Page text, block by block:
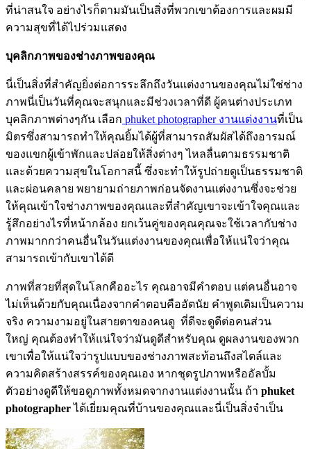
ที่น่าสนใจ อย่างไรก็ตามมันเป็นสิ่งที่พวกเขาต้องการและผมมี
ความสุขที่ได้ไปร่วมแสดง
บุคลิกภาพของช่างภาพของคุณ
นี่เป็นสิ่งที่สำคัญยิ่งต่อการระลึกถึงวันแต่งงานของคุณไม่ใช่ช่าง
ภาพนี่เป็นวันที่คุณจะสนุกและมีช่วงเวลาที่ดี ผู้คนต่างประเภท
บุคลิกภาพต่างๆกัน เลือก phuket photographer งานแต่งงานที่เป็น
มิตรซึ่งสามารถทำให้คุณยิ้มได้ผู้ที่สามารถสัมผัสได้ถึงอารมณ์
ของแขกผู้เข้าพักและปล่อยให้สิ่งต่างๆ ไหลลื่นตามธรรมชาติ
และด้วยความสุขในโอกาสนี้ ซึ่งจะทำให้รูปถ่ายดูเป็นธรรมชาติ
และผ่อนคลาย พยายามถ่ายภาพก่อนจัดงานแต่งงานซึ่งจะช่วย
ให้คุณเข้าใจช่างภาพของคุณและที่สำคัญเขาจะเข้าใจคุณและ
รู้สึกอย่างไรที่หน้ากล้อง ยกเว้นคู่ของคุณคุณจะใช้เวลากับช่าง
ภาพมากกว่าคนอื่นในวันแต่งงานของคุณเพื่อให้แน่ใจว่าคุณ
สามารถเข้ากับเขาได้ดี
ภาพที่สวยที่สุดในโลกคืออะไร คุณอาจมีคำตอบ แต่คนอื่นอาจ
ไม่เห็นด้วยกับคุณเนื่องจากคำตอบคืออัตนัย คำพูดเดิมเป็นความ
จริง ความงามอยู่ในสายตาของคนดู ที่ดีจะดูดีต่อคนส่วน
ใหญ่ คุณต้องทำให้แน่ใจว่ามันดูดีสำหรับคุณ ดูผลงานของพวก
เขาเพื่อให้แน่ใจว่ารูปแบบของช่างภาพสะท้อนถึงสไตล์และ
ความคิดสร้างสรรค์ของคุณเอง หากชุดรูปภาพหรืออัลบั้ม
ตัวอย่างดูดีให้ขอดูภาพทั้งหมดจากงานแต่งงานนั้น ถ้า phuket
photographerได้เยี่ยมคุณที่บ้านของคุณและนี่เป็นสิ่งจำเป็น